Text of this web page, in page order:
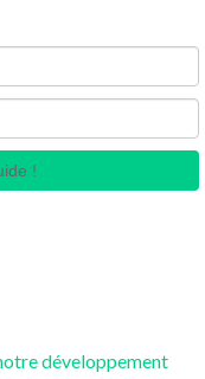
!
développement